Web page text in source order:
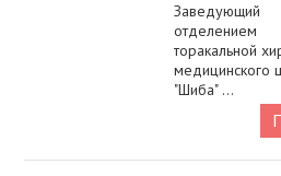
Заведующий
отделением
торакальной
медицинского
"Шиба" ...